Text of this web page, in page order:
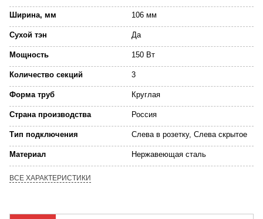
Ширина, мм 106 мм
Сухой тэн Да
Мощность 150 Вт
Количество секций 3
Форма труб Круглая
Страна производства Россия
Тип подключения Слева в розетку, Слева скрытое
Материал Нержавеющая сталь
ВСЕ ХАРАКТЕРИСТИКИ